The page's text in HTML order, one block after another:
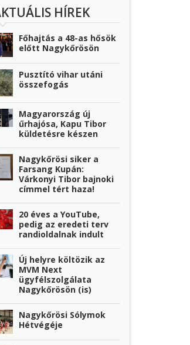
HÍREK
Főhajtás a 48-as hősök
előtt Nagykőrösön
Pusztító vihar utáni
összefogás
Magyarország új
űrhajósa, Kapu Tibor
küldetésre készen
Nagykőrösi siker a
Farsang Kupán:
Várkonyi Tibor bajnoki
címmel tért haza!
20 éves a YouTube,
pedig az eredeti terv
randioldalnak indult
Új helyre költözik az
MVM Next
ügyfélszolgálata
Nagykőrösön (is)
Nagykőrösi Sólymok
Hétvégéje